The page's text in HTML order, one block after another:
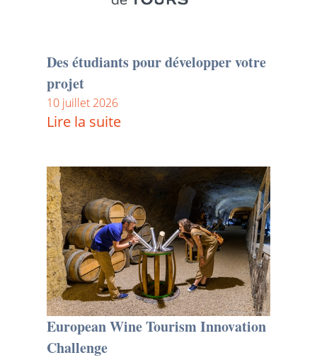
Des étudiants pour développer votre
projet
10 juillet 2026
Lire la suite
European Wine Tourism Innovation
Challenge